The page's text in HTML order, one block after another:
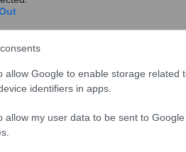
allow Google to enable storage related
identifiers in apps.
allow my user data to be sent to
της Ευρωζώνης χαιρέτισε
για τους οποίους ένας
της γαλλογερμανικής
προτάσεις στο
στην πράξη, όπως το
και την ανάγκη για